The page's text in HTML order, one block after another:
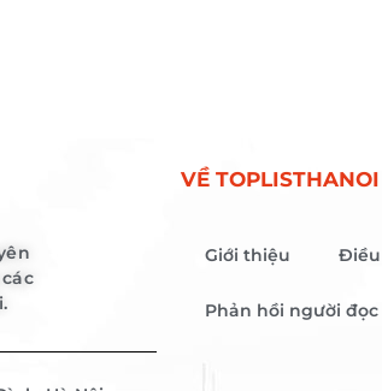
VỀ TOPLISTHANOI
Giới thiệu Điều
Phản hồi người đọc